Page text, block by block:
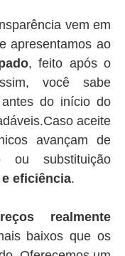
vem em
apresentamos ao
, feito após o
você sabe
do início do
aceite
avançam de
ou substituição
eficiência.
realmente
baixos que os